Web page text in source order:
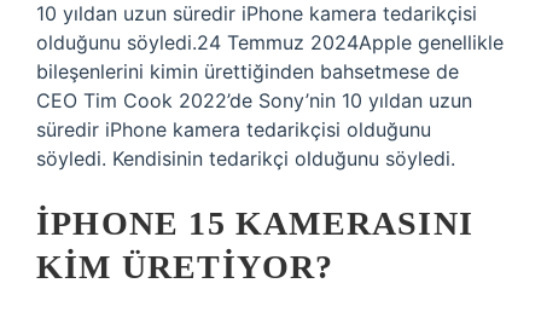
10 yıldan uzun süredir iPhone kamera tedarikçisi
olduğunu söyledi.24 Temmuz 2024Apple genellikle
bileşenlerini kimin ürettiğinden bahsetmese de
CEO Tim Cook 2022’de Sony’nin 10 yıldan uzun
süredir iPhone kamera tedarikçisi olduğunu
söyledi. Kendisinin tedarikçi olduğunu söyledi.
IPHONE 15 KAMERASINI
KIM ÜRETIYOR?